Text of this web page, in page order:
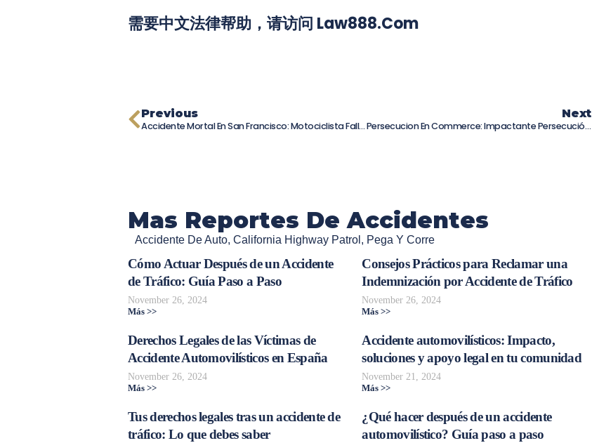
需要中文法律帮助，请访问 Law888.com
Previous
Accidente Mortal En San Francisco: Motociclista Fallece Tras Perder Control En Rampa De Autopista
Next
Persecucion En Commerce: Impactante Persecución Policial De Motociclista Culmina En Choque En La Autopista 5
Mas Reportes De Accidentes
Accidente De Auto, California Highway Patrol , Pega Y Corre
Cómo Actuar Después de un Accidente
de Tráfico: Guía Paso a Paso
November 26, 2024
Más >>
Consejos Prácticos para Reclamar una
Indemnización por Accidente de Tráfico
November 26, 2024
Más >>
Derechos Legales de las Víctimas de
Accidente Automovilísticos en España
November 26, 2024
Más >>
Accidente automovilísticos: Impacto,
soluciones y apoyo legal en tu comunidad
November 21, 2024
Más >>
Tus derechos legales tras un accidente de
tráfico: Lo que debes saber
¿Qué hacer después de un accidente
automovilístico? Guía paso a paso